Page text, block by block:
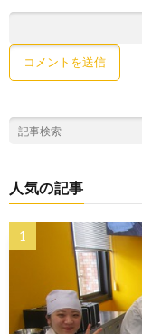
人気の記事